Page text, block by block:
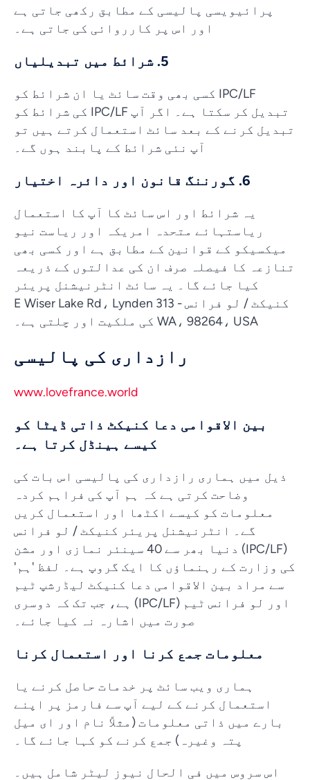
پرائیویسی پالیسی کے مطابق رکھی جاتی ہے
اور اس پر کارروائی کی جاتی ہے۔
5. شرائط میں تبدیلیاں
IPC/LF کسی بھی وقت سائٹ یا ان شرائط کو
تبدیل کر سکتا ہے۔ اگر آپ IPC/LF کی شرائط کو
تبدیل کرنے کے بعد سائٹ استعمال کرتے ہیں تو
آپ نئی شرائط کے پابند ہوں گے۔
6. گورننگ قانون اور دائرہ اختیار
یہ شرائط اور اس سائٹ کا آپ کا استعمال
ریاستہائے متحدہ امریکہ اور ریاست نیو
میکسیکو کے قوانین کے مطابق ہے اور کسی بھی
تنازعہ کا فیصلہ صرف ان کی عدالتوں کے ذریعہ
کیا جائے گا۔ یہ سائٹ انٹرنیشنل پریئر
کنیکٹ / لو فرانس - 313 E Wiser Lake Rd، Lynden
WA، 98264، USA کی ملکیت اور چلتی ہے۔
رازداری کی پالیسی
www.lovefrance.world
بین الاقوامی دعا کنیکٹ ذاتی ڈیٹا کو
کیسے ہینڈل کرتا ہے۔
ذیل میں ہماری رازداری کی پالیسی اس بات کی
وضاحت کرتی ہے کہ ہم آپ کی فراہم کردہ
معلومات کو کیسے اکٹھا اور استعمال کریں
گے۔ انٹرنیشنل پریئر کنیکٹ / لو فرانس
(IPC/LF) دنیا بھر سے 40 سینئر نمازی اور مشن
کی وزارت کے رہنماؤں کا ایک گروپ ہے۔ لفظ 'ہم'
سے مراد بین الاقوامی دعا کنیکٹ لیڈرشپ ٹیم
اور لو فرانس ٹیم (IPC/LF) ہے، جب تک کہ دوسری
صورت میں اشارہ نہ کیا جائے۔
معلومات جمع کرنا اور استعمال کرنا
ہماری ویب سائٹ پر خدمات حاصل کرنے یا
استعمال کرنے کے لیے آپ سے فارمز پر اپنے
بارے میں ذاتی معلومات (مثلاً نام اور ای میل
پتہ وغیرہ) جمع کرنے کو کہا جائے گا۔
اس سروس میں فی الحال نیوز لیٹر شامل ہیں۔